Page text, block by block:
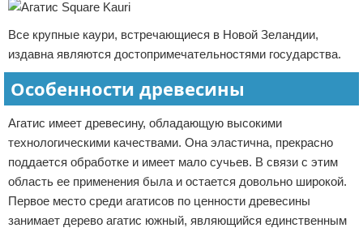
Все крупные каури, встречающиеся в Новой Зеландии,
издавна являются достопримечательностями государства.
Особенности древесины
Агатис имеет древесину, обладающую высокими
технологическими качествами. Она эластична, прекрасно
поддается обработке и имеет мало сучьев. В связи с этим
область ее применения была и остается довольно широкой.
Первое место среди агатисов по ценности древесины
занимает дерево агатис южный, являющийся единственным